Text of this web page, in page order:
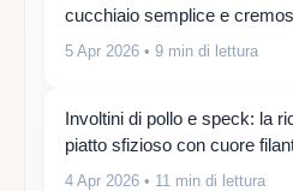
cucchiaio semplice e
5 Apr 2026 • 9 min di lettura
Involtini di pollo e speck: la
piatto sfizioso con cuore
4 Apr 2026 • 11 min di lettura